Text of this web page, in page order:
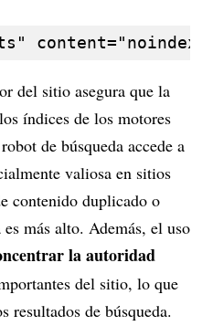
del sitio asegura que la
índices de los motores
de búsqueda accede a
valiosa en sitios
contenido duplicado o
más alto. Además, el uso
la autoridad
del sitio, lo que
resultados de búsqueda.